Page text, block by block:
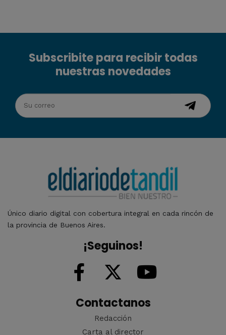
Subscribite para recibir todas
nuestras novedades
Único diario digital con cobertura integral en cada rincón de
la provincia de Buenos Aires.
¡Seguinos!
Contactanos
Redacción
Carta al director